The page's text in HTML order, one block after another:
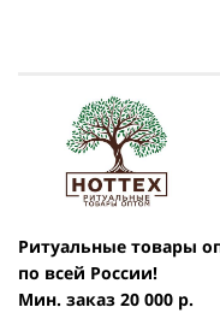
Ритуальные товары
по всей России!
Мин. заказ 20 000 р.